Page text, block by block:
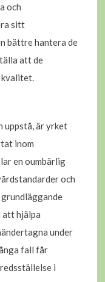
och
sitt
bättre hantera de
att de
uppstå, är yrket
inom
en oumbärlig
och
att hjälpa
under
fall får
i